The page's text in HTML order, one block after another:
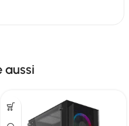
aussi